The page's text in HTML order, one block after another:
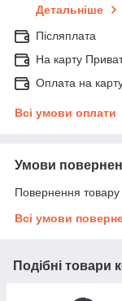
Детальніше
Післяплата
На карту
Оплата на
Всі умови оплати
Умови
Повернення товару
Всі умови
Подібні товари